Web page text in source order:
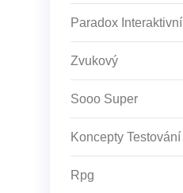
Paradox Interaktivní
Zvukový
Sooo Super
Koncepty Testování
Rpg